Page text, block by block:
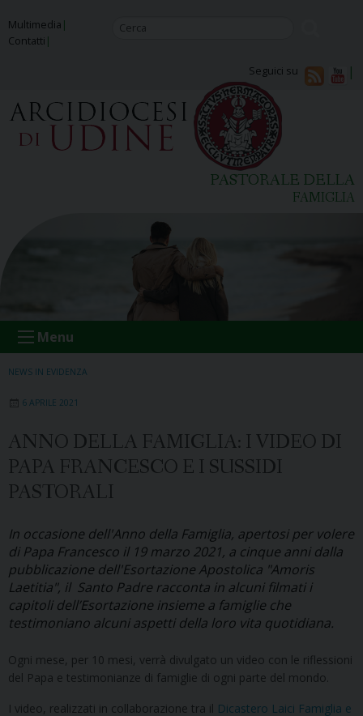
to
content
Multimedia
Contatti
Seguici su
PASTORALE DELLA
FAMIGLIA
Menu
NEWS IN EVIDENZA
6 APRILE 2021
ANNO DELLA FAMIGLIA: I VIDEO DI
PAPA FRANCESCO E I SUSSIDI
PASTORALI
In occasione dell'Anno della Famiglia, apertosi per volere
di Papa Francesco il 19 marzo 2021, a cinque anni dalla
pubblicazione dell'Esortazione Apostolica "Amoris
Laetitia", il Santo Padre racconta in alcuni filmati i
capitoli dell’Esortazione insieme a famiglie che
testimoniano alcuni aspetti della loro vita quotidiana.
Ogni mese, per 10 mesi, verrà divulgato un video con le riflessioni
del Papa e testimonianze di famiglie di ogni parte del mondo.
I video, realizzati in collaborazione tra il Dicastero Laici Famiglia e